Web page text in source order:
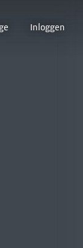
Inloggen